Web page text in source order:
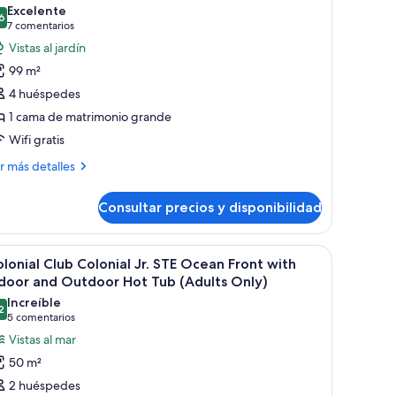
de 10
Excelente
7 comentarios
(7 comentarios)
Vistas al jardín
99 m²
4 huéspedes
1 cama de matrimonio grande
Wifi gratis
más detalles
Consultar precios y disponibilidad
de noche con una botella y vasos, un banco con toallas, un frutero y
Terraza en la azotea con piscina, sillones de
16
Club Colonial Jr. STE Ocean Front with
and Outdoor Hot Tub (Adults Only)
de 10
Increíble
5 comentarios
(5 comentarios)
Vistas al mar
50 m²
2 huéspedes